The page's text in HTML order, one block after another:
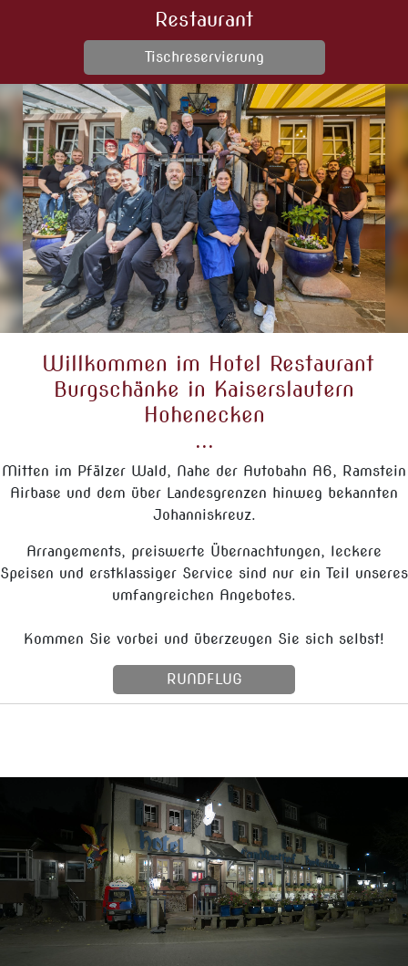
Restaurant
Tischreservierung
Willkommen im Hotel Restaurant
Burgschänke in Kaiserslautern
Hohenecken
...
Mitten im Pfälzer Wald, Nahe der Autobahn A6, Ramstein
Airbase und dem über Landesgrenzen hinweg bekannten
Johanniskreuz.
Arrangements, preiswerte Übernachtungen, leckere
Speisen und erstklassiger Service sind nur ein Teil unseres
umfangreichen Angebotes.
Kommen Sie vorbei und überzeugen Sie sich selbst!
RUNDFLUG